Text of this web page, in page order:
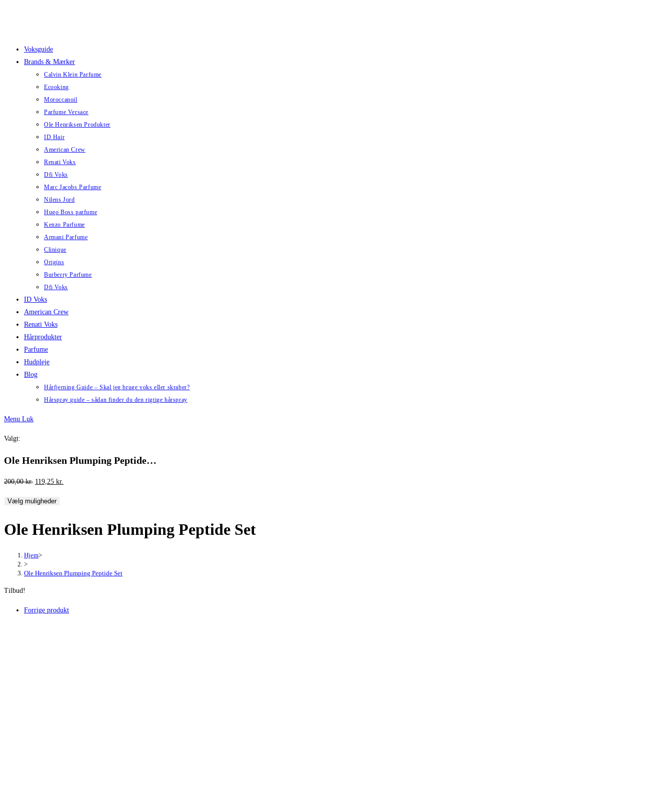
Voksguide
Brands & Mærker
Calvin Klein Parfume
Ecooking
Moroccanoil
Parfume Versace
Ole Henriksen Produkter
ID Hair
American Crew
Renati Voks
Dfi Voks
Marc Jacobs Parfume
Nilens Jord
Hugo Boss parfume
Kenzo Parfume
Armani Parfume
Clinique
Origins
Burberry Parfume
Dfi Voks
ID Voks
American Crew
Renati Voks
Hårprodukter
Parfume
Hudpleje
Blog
Hårfjerning Guide – Skal jeg bruge voks eller skraber?
Hårspray guide – sådan finder du den rigtige hårspray
Menu Luk
Valgt:
Ole Henriksen Plumping Peptide…
200,00kr. Den
pris
200,00 kr..
119,25 kr.
119,25 kr..
Vælg muligheder
Ole Henriksen Plumping Peptide Set
Hjem>
>
Ole Henriksen Plumping Peptide Set
Tilbud!
Forrige produkt